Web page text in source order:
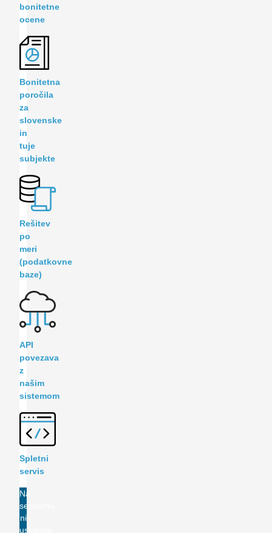
bonitetne
ocene
Bonitetna
poročila
za
slovenske
in
tuje
subjekte
Rešitev
po
meri
(podatkovne
baze)
API
povezava
z
našim
sistemom
Spletni
servis
Na
seznamu
ni
ustrezne